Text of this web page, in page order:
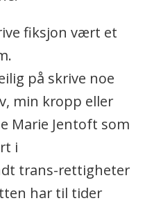
fiksjon vært et
på skrive noe
min kropp eller
Marie Jentoft som
i
trans-rettigheter
har til tider